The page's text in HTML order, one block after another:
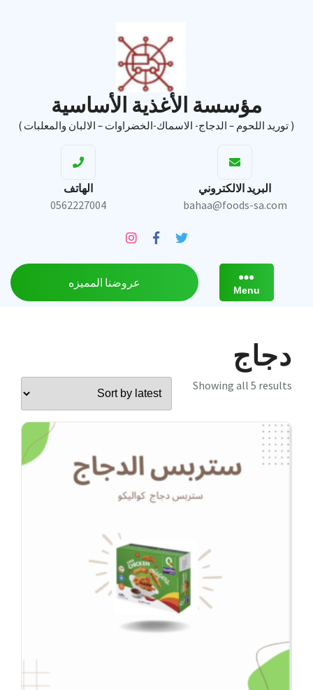
مؤسسة الأغذية الأساسية
( توريد اللحوم – الدجاج- الاسماك-الخضراوات – الالبان والمعلبات )
البريد الالكتروني
bahaa@foods-sa.com
الهاتف
0562227004
Menu
عروضنا المميزه
دجاج
Showing all 5 results